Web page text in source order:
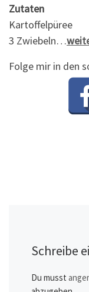
Zutaten
Kartoffelpüree
3 Zwiebeln…
Folge mir in den
Schreibe
Du musst